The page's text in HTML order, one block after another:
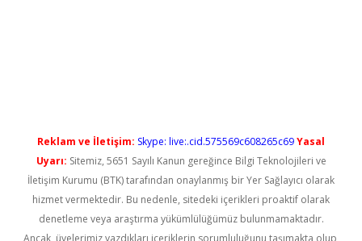
Reklam ve İletişim: Skype: live:.cid.575569c608265c69Yasal
Uyarı: Sitemiz, 5651 Sayılı Kanun gereğince Bilgi Teknolojileri ve
İletişim Kurumu (BTK) tarafından onaylanmış bir Yer Sağlayıcı olarak
hizmet vermektedir. Bu nedenle, sitedeki içerikleri proaktif olarak
denetleme veya araştırma yükümlülüğümüz bulunmamaktadır.
Ancak, üyelerimiz yazdıkları içeriklerin sorumluluğunu taşımakta olup,